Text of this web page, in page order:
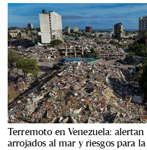
Terremoto en Venezuela:
arrojados al mar y riesgos para